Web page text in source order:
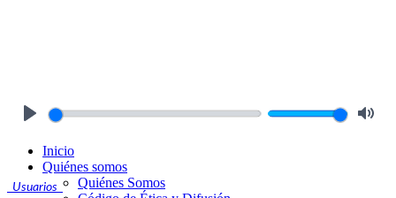
Usuarios
Inicio
Quiénes somos
Quiénes Somos